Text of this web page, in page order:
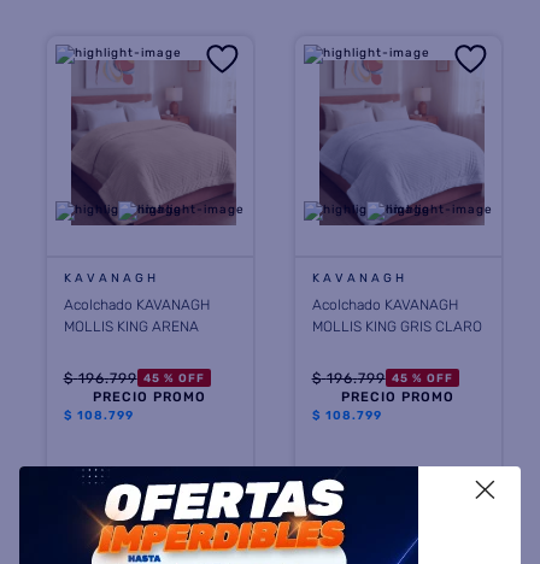
KAVANAGH
Acolchado KAVANAGH
MOLLIS KING ARENA
$ 196.799 45 % OFF
PRECIO PROMO
$ 108.799
Precio sin impuestos
nacionales $ 89.917
cuotas sin interés
KAVANAGH
Acolchado KAVANAGH
MOLLIS KING GRIS CLARO
$ 196.799 45 % OFF
PRECIO PROMO
$ 108.799
Precio sin impuestos
nacionales $ 89.917
12cuotas sin interés
X